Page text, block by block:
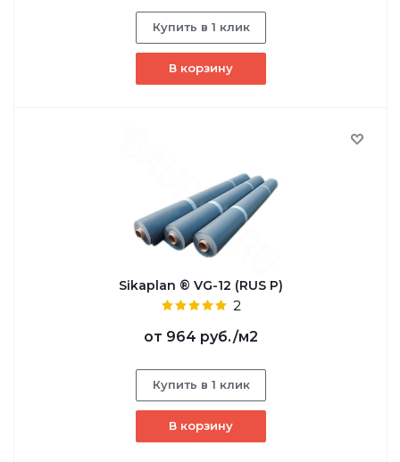
Купить в 1 клик
В корзину
Sikaplan ® VG-12 (RUS P)
2
от 964 руб./м2
Купить в 1 клик
В корзину